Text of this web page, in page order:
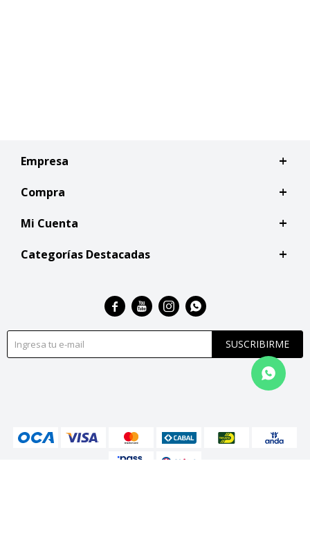
Empresa
Compra
Mi Cuenta
Categorías Destacadas
SUSCRIBIRME
   